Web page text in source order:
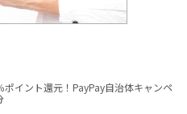
ポイント還元！PayPay自治体キャンペ